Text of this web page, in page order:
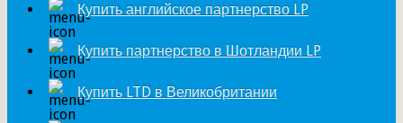
Купить английское партнерство LP
Купить партнерство в Шотландии LP
Купить LTD в Великобритании